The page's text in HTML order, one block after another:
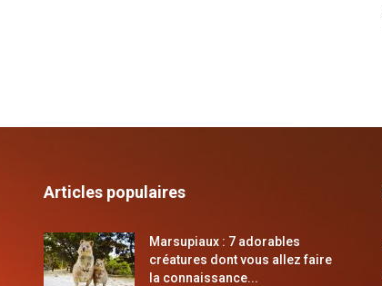
Articles populaires
Marsupiaux : 7 adorables
créatures dont vous allez faire
la connaissance...